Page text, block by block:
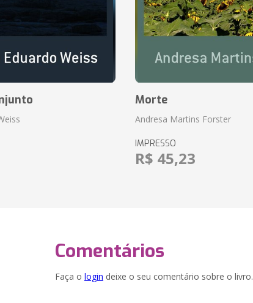
Morte
Andresa Martins Forster
IMPRESSO
R$ 45,23
Comentários
Faça o login deixe o seu comentário sobre o livro.